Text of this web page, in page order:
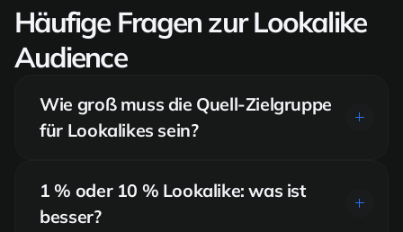
Häufige Fragen zur Lookalike
Audience
Wie groß muss die Quell-Zielgruppe
für Lookalikes sein?
größere Quellen. In der Praxis liefern 500–1.000 geprüfte,
qualitativ hochwertige Kontakte deutlich stabilere Ergebnisse als
größere, aber gemischte Listen.
1 % oder 10 % Lookalike: was ist
besser?